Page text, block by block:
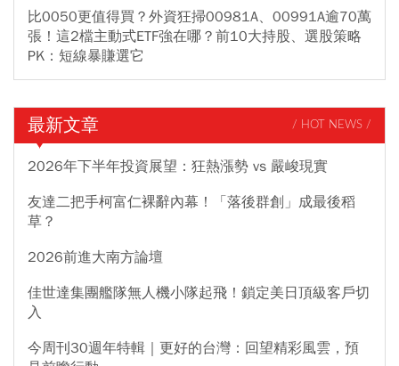
比0050更值得買？外資狂掃00981A、00991A逾70萬
張！這2檔主動式ETF強在哪？前10大持股、選股策略
PK：短線暴賺選它
最新文章 / HOT NEWS /
2026年下半年投資展望：狂熱漲勢 vs 嚴峻現實
友達二把手柯富仁裸辭內幕！「落後群創」成最後稻
草？
2026前進大南方論壇
佳世達集團艦隊無人機小隊起飛！鎖定美日頂級客戶切
入
今周刊30週年特輯｜更好的台灣：回望精彩風雲，預